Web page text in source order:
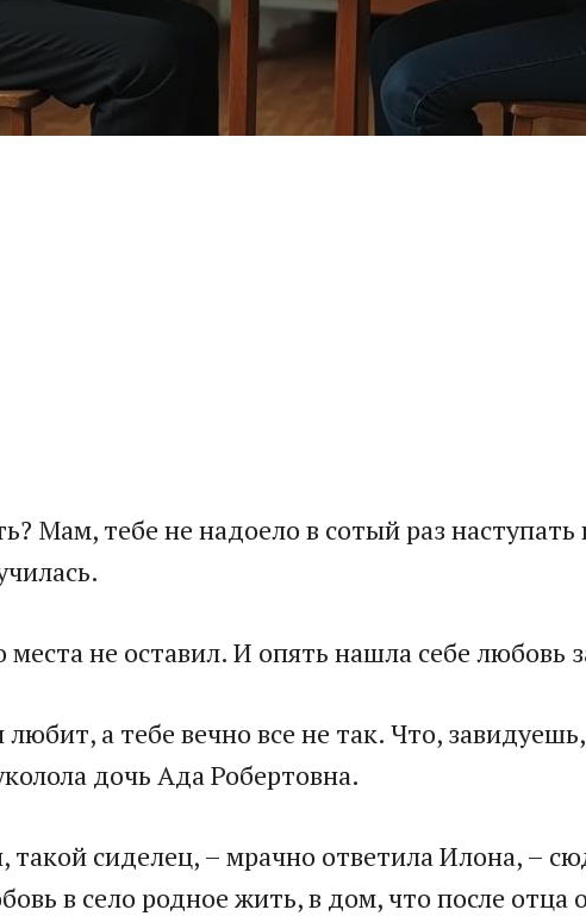
Мам, тебе не надоело в сотый раз
не оставил. И опять нашла себе любовь
а тебе вечно все не так. Что,
дочь Ада Робертовна.​
такой сиделец, – мрачно ответила Илона, –
в село родное жить, в дом, что после отца